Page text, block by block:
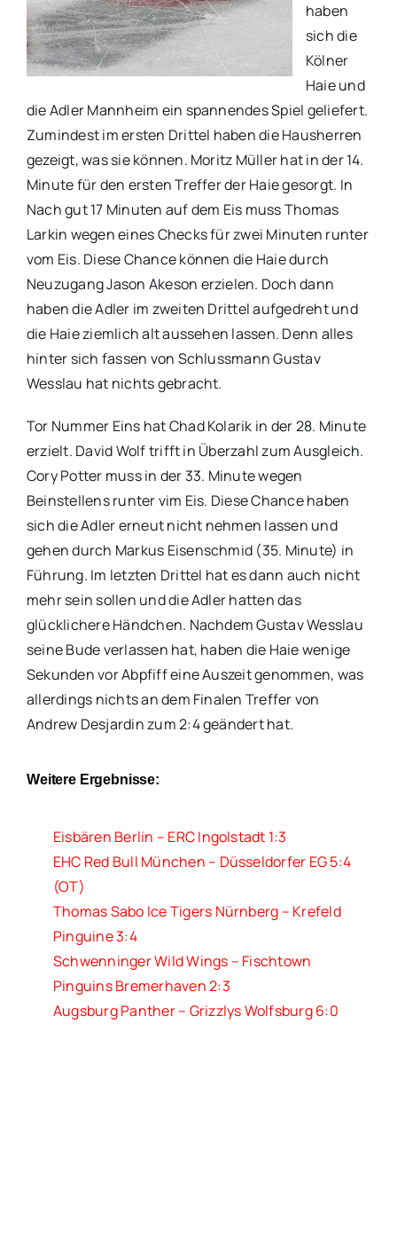
haben
sich die
Kölner
Haie und
die Adler Mannheim ein spannendes Spiel geliefert.
Zumindest im ersten Drittel haben die Hausherren
gezeigt, was sie können. Moritz Müller hat in der 14.
Minute für den ersten Treffer der Haie gesorgt. In
Nach gut 17 Minuten auf dem Eis muss Thomas
Larkin wegen eines Checks für zwei Minuten runter
vom Eis. Diese Chance können die Haie durch
Neuzugang Jason Akeson erzielen. Doch dann
haben die Adler im zweiten Drittel aufgedreht und
die Haie ziemlich alt aussehen lassen. Denn alles
hinter sich fassen von Schlussmann Gustav
Wesslau hat nichts gebracht.
Tor Nummer Eins hat Chad Kolarik in der 28. Minute
erzielt. David Wolf trifft in Überzahl zum Ausgleich.
Cory Potter muss in der 33. Minute wegen
Beinstellens runter vim Eis. Diese Chance haben
sich die Adler erneut nicht nehmen lassen und
gehen durch Markus Eisenschmid (35. Minute) in
Führung. Im letzten Drittel hat es dann auch nicht
mehr sein sollen und die Adler hatten das
glücklichere Händchen. Nachdem Gustav Wesslau
seine Bude verlassen hat, haben die Haie wenige
Sekunden vor Abpfiff eine Auszeit genommen, was
allerdings nichts an dem Finalen Treffer von
Andrew Desjardin zum 2:4 geändert hat.
Weitere Ergebnisse:
Eisbären Berlin – ERC Ingolstadt 1:3
EHC Red Bull München – Düsseldorfer EG 5:4
(OT)
Thomas Sabo Ice Tigers Nürnberg – Krefeld
Pinguine 3:4
Schwenninger Wild Wings – Fischtown
Pinguins Bremerhaven 2:3
Augsburg Panther – Grizzlys Wolfsburg 6:0